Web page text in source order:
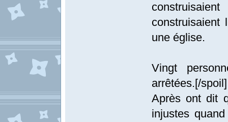
une église.
Vingt
arrêtées.[/spoil]
Après ont dit
injustes